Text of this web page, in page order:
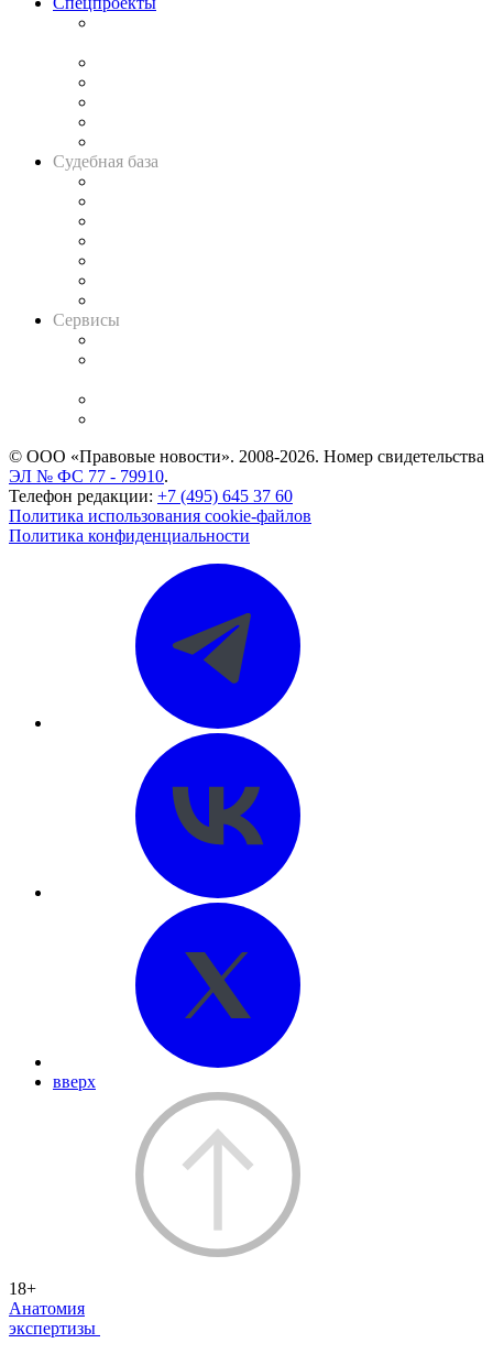
Судебная база
Сервисы
© ООО «Правовые новости». 2008-2026. Номер свидетельства
ЭЛ № ФС 77 - 79910.
Телефон редакции: +7 (495) 645 37 60
Политика использования cookie-файлов
Политика конфиденциальности
вверх
18+
Анатомия
экспертизы